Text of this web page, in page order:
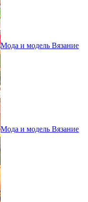
Мода и модель Вязание
Мода и модель Вязание